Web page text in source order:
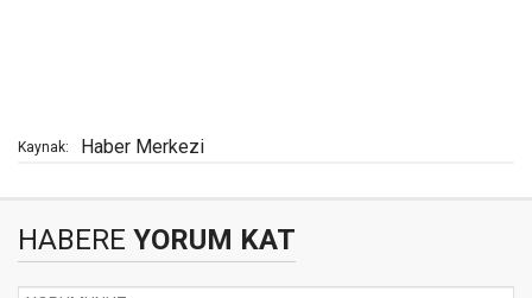
Kaynak: Haber Merkezi
HABERE YORUM KAT